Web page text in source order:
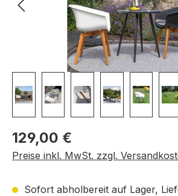
Regulärer Preis:
129,00 €
Preise inkl. MwSt. zzgl.
Sofort abholbereit auf Lager,